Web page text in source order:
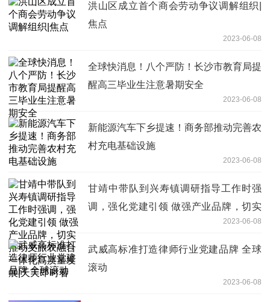
洪山区成立首个商会劳动争议调解组织|
焦点
2023-06-08
全球快消息！八个严防！长沙市教育局提
醒高三毕业生注意暑期安全
2023-06-08
新能源汽车下乡提速！商务部推动完善农
村充电基础设施
2023-06-08
甘靖中带队到兴寿镇调研指导工作时强
调，强化党建引领 做强产业品牌，切实
推动文旅农融合一体化高质量发展|天天
即时看
2023-06-08
武威高标准打造律师行业党建品牌 全球
滚动
2023-06-08